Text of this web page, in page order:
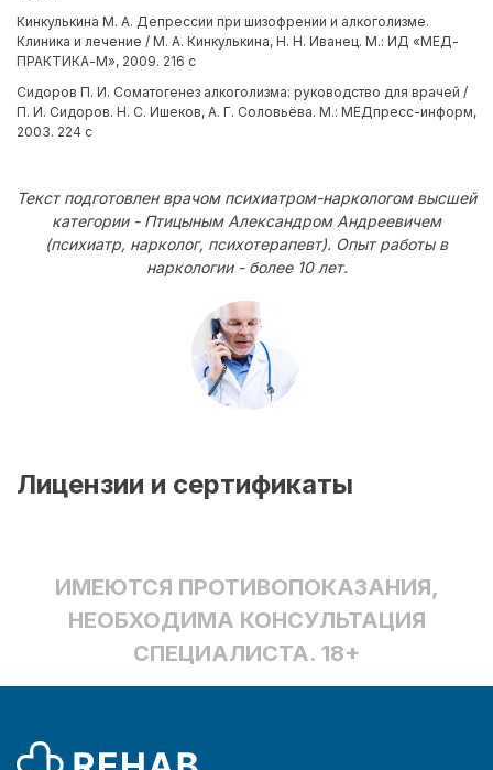
Кинкулькина М. А. Депрессии при шизофрении и алкоголизме.
Клиника и лечение / М. А. Кинкулькина, Н. Н. Иванец. М.: ИД «МЕД-
ПРАКТИКА-М», 2009. 216 с
Сидоров П. И. Соматогенез алкоголизма: руководство для врачей /
П. И. Сидоров. Н. С. Ишеков, А. Г. Соловьёва. М.: МЕДпресс-информ,
2003. 224 с
Текст подготовлен врачом психиатром-наркологом высшей
категории - Птицыным Александром Андреевичем
(психиатр, нарколог, психотерапевт). Опыт работы в
наркологии - более 10 лет.
Лицензии и сертификаты
ИМЕЮТСЯ ПРОТИВОПОКАЗАНИЯ,
НЕОБХОДИМА КОНСУЛЬТАЦИЯ
СПЕЦИАЛИСТА. 18+